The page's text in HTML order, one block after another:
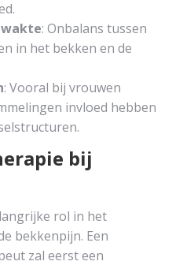
: Onbalans tussen
in het bekken en de
: Vooral bij vrouwen
invloed hebben
bij
rol in het
bekkenpijn. Een
zal eerst een